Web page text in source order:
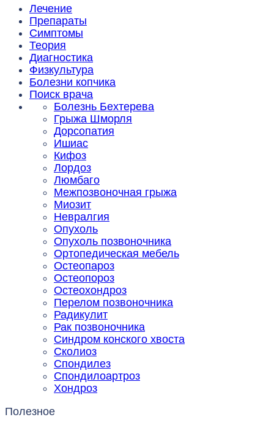
Лечение
Препараты
Симптомы
Теория
Диагностика
Физкультура
Болезни копчика
Поиск врача
Болезнь Бехтерева
Грыжа Шморля
Дорсопатия
Ишиас
Кифоз
Лордоз
Люмбаго
Межпозвоночная грыжа
Миозит
Невралгия
Опухоль
Опухоль позвоночника
Ортопедическая мебель
Остеопароз
Остеопороз
Остеохондроз
Перелом позвоночника
Радикулит
Рак позвоночника
Синдром конского хвоста
Сколиоз
Спондилез
Спондилоартроз
Хондроз
Полезное